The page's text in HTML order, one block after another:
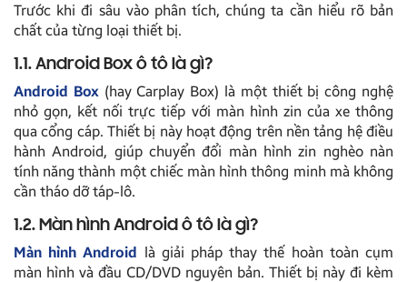
Trước khi đi sâu vào phân tích, chúng ta cần hiểu rõ bản
chất của từng loại thiết bị.
1.1. Android Box ô tô là gì?
Android Box(hay Carplay Box) là một thiết bị công nghệ
nhỏ gọn, kết nối trực tiếp với màn hình zin của xe thông
qua cổng cáp. Thiết bị này hoạt động trên nền tảng hệ điều
hành Android, giúp chuyển đổi màn hình zin nghèo nàn
tính năng thành một chiếc màn hình thông minh mà không
cần tháo dỡ táp-lô.
1.2. Màn hình Android ô tô là gì?
Màn hình Android là giải pháp thay thế hoàn toàn cụm
màn hình và đầu CD/DVD nguyên bản. Thiết bị này đi kèm